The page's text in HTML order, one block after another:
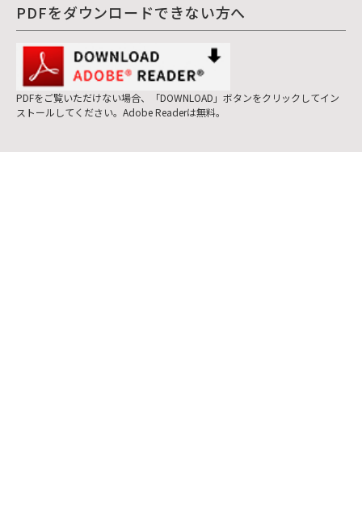
PDFをダウンロードできない方へ
PDFをご覧いただけない場合、「DOWNLOAD」ボタンをクリックしてイン
ストールしてください。Adobe Readerは無料。